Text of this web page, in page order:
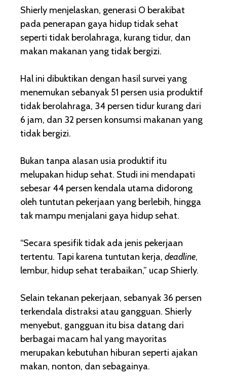
Shierly menjelaskan, generasi O berakibat
pada penerapan gaya hidup tidak sehat
seperti tidak berolahraga, kurang tidur, dan
makan makanan yang tidak bergizi.
Hal ini dibuktikan dengan hasil survei yang
menemukan sebanyak 51 persen usia produktif
tidak berolahraga, 34 persen tidur kurang dari
6 jam, dan 32 persen konsumsi makanan yang
tidak bergizi.
Bukan tanpa alasan usia produktif itu
melupakan hidup sehat. Studi ini mendapati
sebesar 44 persen kendala utama didorong
oleh tuntutan pekerjaan yang berlebih, hingga
tak mampu menjalani gaya hidup sehat.
“Secara spesifik tidak ada jenis pekerjaan
tertentu. Tapi karena tuntutan kerja, deadline,
lembur, hidup sehat terabaikan,” ucap Shierly.
Selain tekanan pekerjaan, sebanyak 36 persen
terkendala distraksi atau gangguan. Shierly
menyebut, gangguan itu bisa datang dari
berbagai macam hal yang mayoritas
merupakan kebutuhan hiburan seperti ajakan
makan, nonton, dan sebagainya.